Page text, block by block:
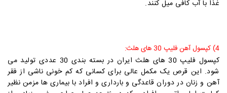
غذا با آب کافی میل کنند.
4) کپسول آهن فلیپ 30 های هلث:
کپس
ول فلیپ 30 های هلث ایران در بسته بندی 30 عددی تولید می
شود. این قرص یک مکمل عالی برای کسانی که کم خونی ناشی از فقر
آهن و زنان در دوران قاعدگی و بارداری و افراد با بیماری ها مزمن نظیر